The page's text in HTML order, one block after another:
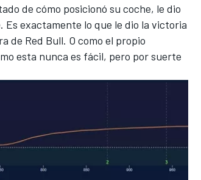
de cómo posicionó su coche, le dio
exactamente lo que le dio la victoria
de Red Bull. O como el propio
esta nunca es fácil, pero por suerte